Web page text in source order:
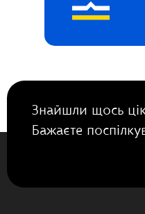
Знайшли щось
Бажаєте